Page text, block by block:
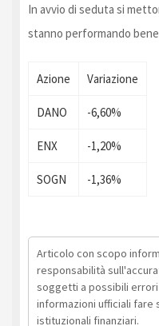
In avvio di seduta si
stanno performando bene
Azione Variazione
DANO -6,60%
ENX -1,20%
SOGN -1,36%
Articolo con scopo
responsabilità
soggetti a possibili
informazioni ufficiali
istituzionali finanziari.